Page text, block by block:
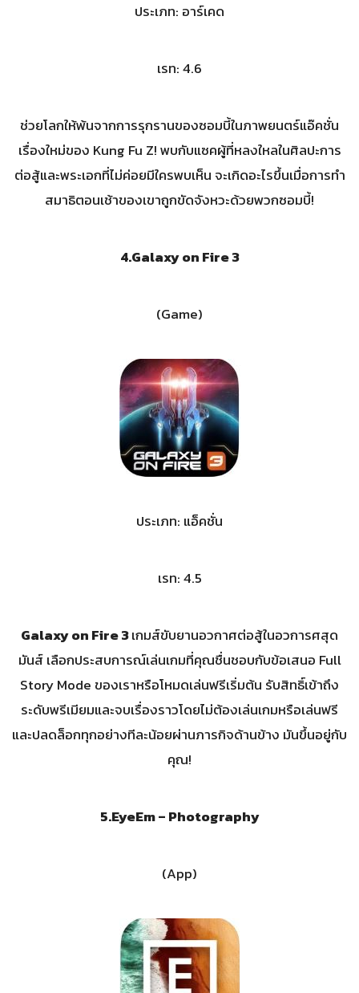
ประเภท: อาร์เคด
เรท: 4.6
ช่วยโลกให้พ้นจากการรุกรานของซอมบี้ในภาพยนตร์แอ๊คชั่น
เรื่องใหม่ของ Kung Fu Z! พบกับแซคผู้ที่หลงใหลในศิลปะการ
ต่อสู้และพระเอกที่ไม่ค่อยมีใครพบเห็น จะเกิดอะไรขึ้นเมื่อการทำ
สมาธิตอนเช้าของเขาถูกขัดจังหวะด้วยพวกซอมบี้!
4.Galaxy on Fire 3
(Game)
ประเภท: แอ็คชั่น
เรท: 4.5
Galaxy on Fire 3เกมส์ขับยานอวกาศต่อสู้ในอวการศสุด
มันส์ เลือกประสบการณ์เล่นเกมที่คุณชื่นชอบกับข้อเสนอ Full
Story Mode ของเราหรือโหมดเล่นฟรีเริ่มต้น รับสิทธิ์เข้าถึง
ระดับพรีเมียมและจบเรื่องราวโดยไม่ต้องเล่นเกมหรือเล่นฟรี
และปลดล็อกทุกอย่างทีละน้อยผ่านภารกิจด้านข้าง มันขึ้นอยู่กับ
คุณ!
5.EyeEm – Photography
(App)